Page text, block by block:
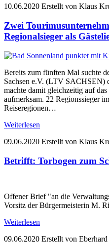
10.06.2020 Erstellt von Klaus
Zwei
Regionalsieger als
Bereits zum fünften Mal suchte
Sachsen e.V. (LTV
machte damit gleichzeitig auf
aufmerksam. 22 Regionssieger
Reiseregionen…
Weiterlesen
09.06.2020 Erstellt von Klaus
Betrifft: Torbogen zum
Offener Brief "an die
Vorsitz der Bürgermeisterin M.
Weiterlesen
09.06.2020 Erstellt von Eberhard